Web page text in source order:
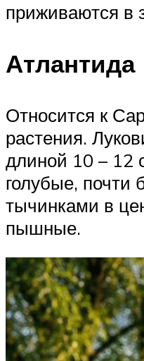
приживаются в
Атлантида
Относится к
растения.
длиной 10 – 12
голубые, почти
тычинками в
пышные.